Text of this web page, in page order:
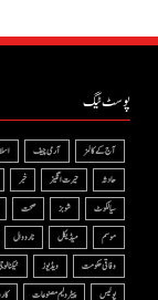
پوسٹ ٹیگ
آج کے کالمز آرمی چیف
حادثہ
حیرت انگیز خبر
سیالکوٹ
شوبز صحت
موسم
میڈیکل نارووال
وفاقی حکومت
ویڈیوز
پولیس
پیٹرولیم مصنوعات